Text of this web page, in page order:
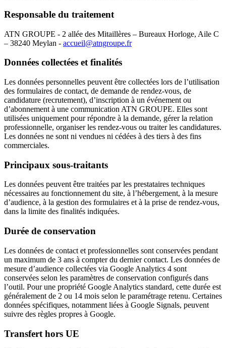
Responsable du traitement
ATN GROUPE - 2 allée des Mitaillères – Bureaux Horloge, Aile C
– 38240 Meylan - accueil@atngroupe.fr
Données collectées et finalités
Les données personnelles peuvent être collectées lors de l’utilisation
des formulaires de contact, de demande de rendez-vous, de
candidature (recrutement), d’inscription à un événement ou
d’abonnement à une communication ATN GROUPE. Elles sont
utilisées uniquement pour répondre à la demande, gérer la relation
professionnelle, organiser les rendez-vous ou traiter les candidatures.
Les données ne sont ni vendues ni cédées à des tiers à des fins
commerciales.
Principaux sous-traitants
Les données peuvent être traitées par les prestataires techniques
nécessaires au fonctionnement du site, à l’hébergement, à la mesure
d’audience, à la gestion des formulaires et à la prise de rendez-vous,
dans la limite des finalités indiquées.
Durée de conservation
Les données de contact et professionnelles sont conservées pendant
un maximum de 3 ans à compter du dernier contact. Les données de
mesure d’audience collectées via Google Analytics 4 sont
conservées selon les paramètres de conservation configurés dans
l’outil. Pour une propriété Google Analytics standard, cette durée est
généralement de 2 ou 14 mois selon le paramétrage retenu. Certaines
données spécifiques, notamment liées à Google Signals, peuvent
suivre des règles propres à Google.
Transfert hors UE